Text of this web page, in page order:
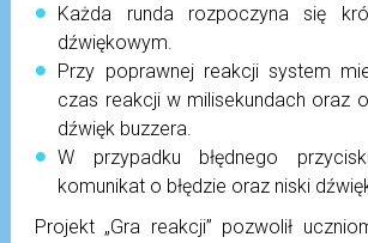
Każda runda rozpoczyna się
dźwiękowym.
Przy poprawnej reakcji system
czas reakcji w milisekundach oraz
dźwięk buzzera.
W przypadku błędnego
komunikat o błędzie oraz niski
Projekt „Gra reakcji” pozwolił